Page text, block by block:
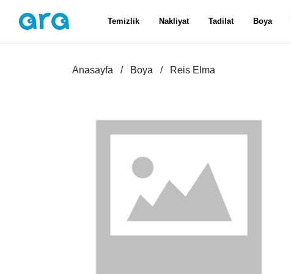
Temizlik Nakliyat Tadilat Boya
Anasayfa Boya Reis Elma